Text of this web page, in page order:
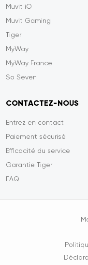
Muvit iO
Muvit Gaming
Tiger
MyWay
MyWay France
So Seven
CONTACTEZ-NOUS
Entrez en contact
Paiement sécurisé
Efficacité du service
Garantie Tiger
FAQ